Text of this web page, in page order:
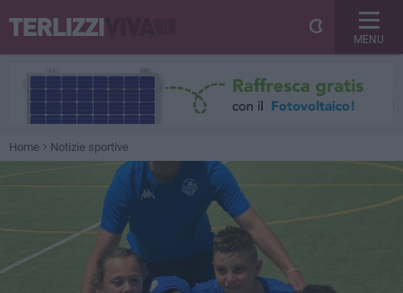
MENU
Home Notizie sportive